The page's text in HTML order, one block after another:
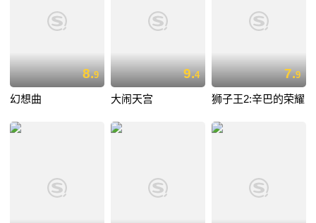
8.9
幻想曲
9.4
大闹天宫
7.9
狮子王2:辛巴的荣耀